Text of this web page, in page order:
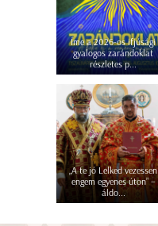
Íme a 2026-os ifjúsági
gyalogos zarándoklat
részletes p...
„A te jó Lelked vezessen
engem egyenes úton” –
áldo...